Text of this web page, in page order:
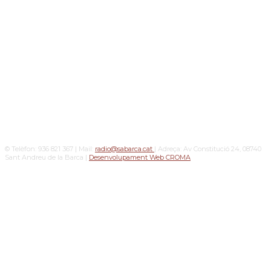
© Telèfon: 936 821 367 | Mail: radio@sabarca.cat | Adreça: Av Constitució 24, 08740
Sant Andreu de la Barca | Desenvolupament Web CROMA